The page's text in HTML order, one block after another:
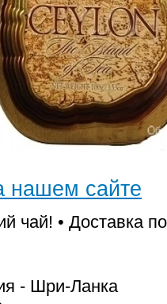
нашем сайте
чай! • Доставка
- Шри-Ланка